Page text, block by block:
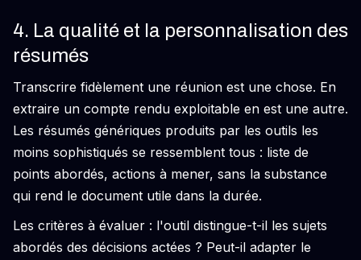
4. La qualité et la personnalisation des
résumés
Transcrire fidèlement une réunion est une chose. En
extraire un compte rendu exploitable en est une autre.
Les résumés génériques produits par les outils les
moins sophistiqués se ressemblent tous : liste de
points abordés, actions à mener, sans la substance
qui rend le document utile dans la durée.
Les critères à évaluer : l'outil distingue-t-il les sujets
abordés des décisions actées ? Peut-il adapter le